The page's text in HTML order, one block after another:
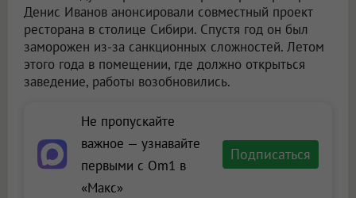
Денис Иванов анонсировали совместный проект
ресторана в столице Сибири. Спустя год он был
заморожен из-за санкционных сложностей. Летом
этого года в помещении, где должно открыться
заведение, работы возобновились.
Не пропускайте
важное — узнавайте
первыми с Om1 в
«Макс»
Подписаться